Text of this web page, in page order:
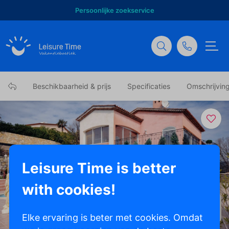
Persoonlijke zoekservice
Beschikbaarheid & prijs Specificaties
Leisure Time is better
with cookies!
Elke ervaring is beter met cookies. Omdat